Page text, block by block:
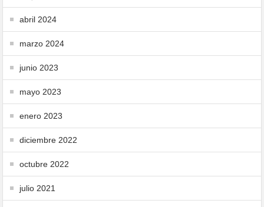
abril 2024
marzo 2024
junio 2023
mayo 2023
enero 2023
diciembre 2022
octubre 2022
julio 2021